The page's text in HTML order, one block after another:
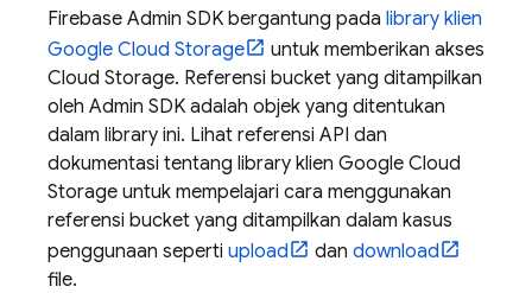
Firebase Admin SDK bergantung pada library klien
Google Cloud Storage
untuk memberikan akses
Cloud Storage. Referensi bucket yang ditampilkan
oleh Admin SDK adalah objek yang ditentukan
dalam library ini. Lihat referensi API dan
dokumentasi tentang library klien Google Cloud
Storage untuk mempelajari cara menggunakan
referensi bucket yang ditampilkan dalam kasus
penggunaan seperti upload dan download
file.